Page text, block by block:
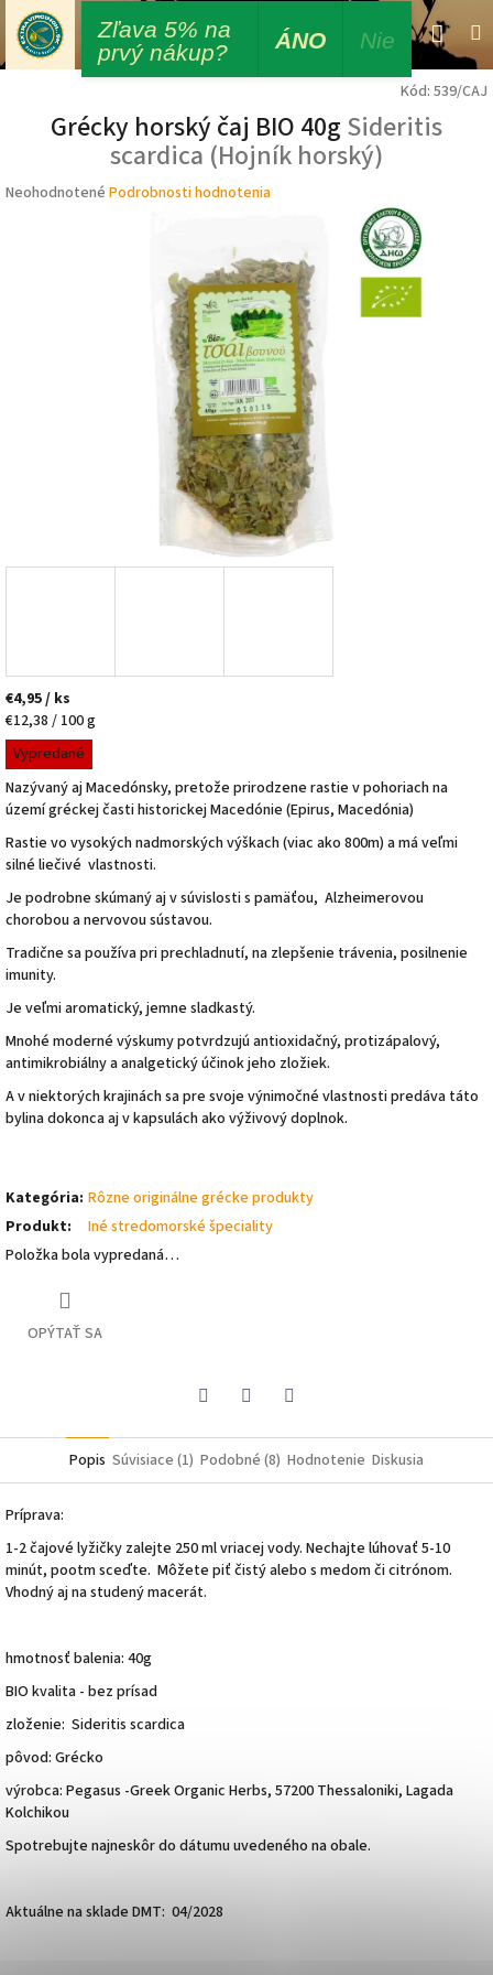
Prejsť
obsah
HľadaťPrihlásenie
Kód: 539/CAJ
Grécky horský čaj BIO 40g Sideritis
scardica (Hojník horský)
Priemerné
Neohodnotené Podrobnosti hodnotenia
€4,95/ ks
Jednotková
cena:
€12,38 / 100 g
Vypredané
Nazývaný aj Macedónsky, pretože prirodzene rastie v pohoriach na
území gréckej časti historickej Macedónie (Epirus, Macedónia)
Rastie vo vysokých nadmorských výškach (viac ako 800m) a má veľmi
silné liečivé vlastnosti.
Je podrobne skúmaný aj v súvislosti s pamäťou, Alzheimerovou
chorobou a nervovou sústavou.
Tradične sa používa pri prechladnutí, na zlepšenie trávenia, posilnenie
imunity.
Je veľmi aromatický, jemne sladkastý.
Mnohé moderné výskumy potvrdzujú antioxidačný, protizápalový,
antimikrobiálny a analgetický účinok jeho zložiek.
A v niektorých krajinách sa pre svoje výnimočné vlastnosti predáva táto
bylina dokonca aj v kapsulách ako výživový doplnok.
Kategória: Rôzne originálne grécke produkty
Produkt:
Iné stredomorské špeciality
Položka bola vypredaná…
OPÝTAŤ SA
Popis Súvisiace (1) Podobné (8) Hodnotenie Diskusia
Príprava:
1-2 čajové lyžičky zalejte 250 ml vriacej vody. Nechajte lúhovať 5-10
minút, pootm sceďte. Môžete piť čistý alebo s medom či citrónom.
Vhodný aj na studený macerát.
hmotnosť balenia: 40g
BIO kvalita - bez prísad
zloženie: Sideritis scardica
pôvod: Grécko
výrobca: Pegasus -Greek Organic Herbs, 57200 Thessaloniki, Lagada
Kolchikou
Spotrebujte najneskôr do dátumu uvedeného na obale.
Aktuálne na sklade DMT: 04/2028
Zľava 5% na
prvý nákup?
ÁNO Nie